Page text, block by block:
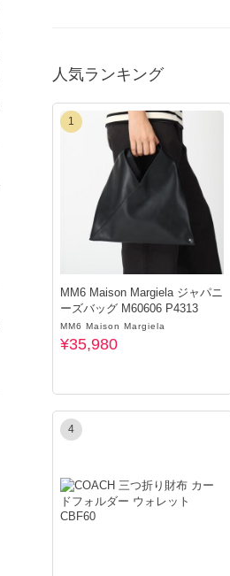
お客様には大変ご不便をおかけ
-----
★ 在庫確認不要／国内への配送
https://www.buyma.com/buyer/
★3,980円以上のお買い上げで、
▼ご購入前にご確認ください▼
https://www.buyma.com/buyer/
https://www.buyma.com/buyer/
▼返品についてはこちら▼
https://www.buyma.com/buyer/
人気ランキング
1
MM6 Maison Margiela ジャパニ
ーズバッグ M60606 P4313
MM6 Maison Margiela
¥35,980
4